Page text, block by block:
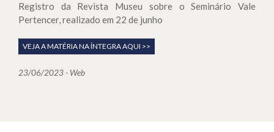
Registro da Revista Museu sobre o Seminário Vale
Pertencer, realizado em 22 de junho
VEJA A MATÉRIA NA ÍNTEGRA AQUI >>
23/06/2023 - Web